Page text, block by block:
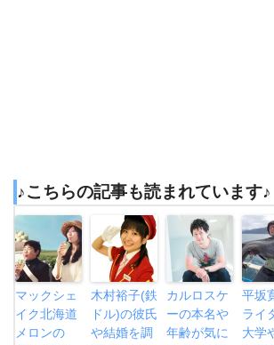
♪こちらの記事も読まれています♪
マックシェ
イク北海道
メロンの
木村裕子(鉄
ドル)の彼氏
や結婚を調
カルロスケ
ーの本名や
年齢が気に
平坂
ライ
大学